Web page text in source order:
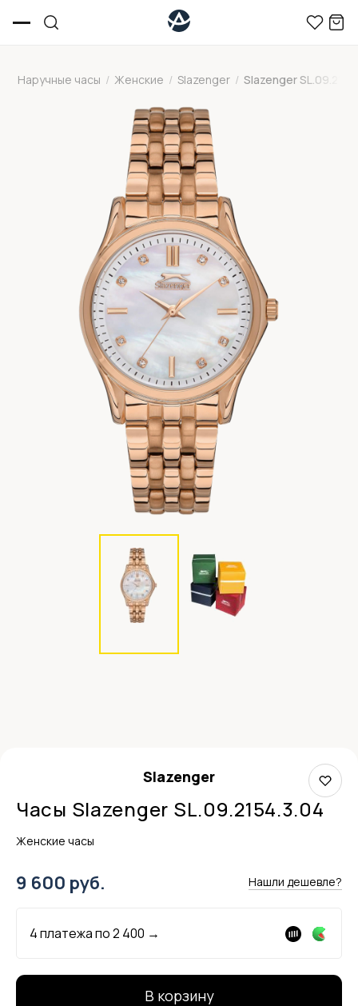
Наручные часы / Женские / Slazenger / Slazenger
Slazenger
Часы Slazenger SL.09.2154.3.04
Женские часы
9 600 руб. Нашли дешевле?
4 платежа по2 400 →
В корзину